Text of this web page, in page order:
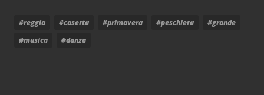
#reggia #caserta #primavera #peschiera
#grande
#musica
#danza